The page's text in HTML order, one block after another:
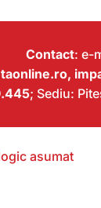
Contact: e-
; Sediu:
asumat